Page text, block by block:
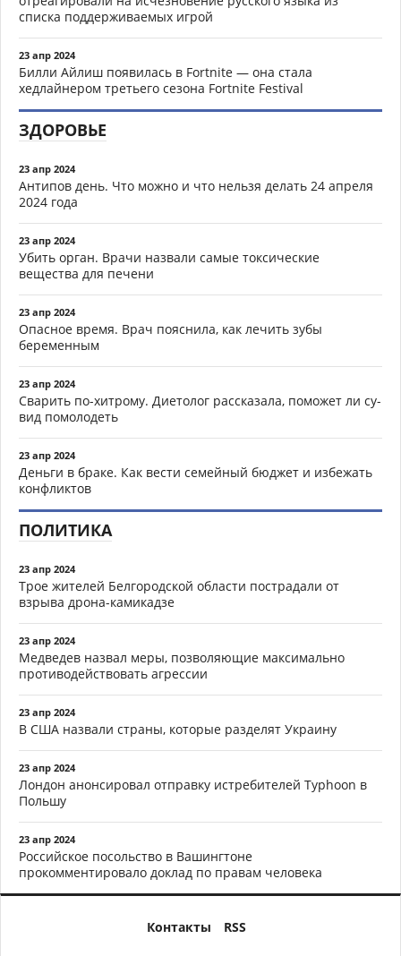
списка поддерживаемых игрой
23 апр 2024
Билли Айлиш появилась в Fortnite — она стала
хедлайнером третьего сезона Fortnite Festival
ЗДОРОВЬЕ
23 апр 2024
Антипов день. Что можно и что нельзя делать 24 апреля
2024 года
23 апр 2024
Убить орган. Врачи назвали самые токсические
вещества для печени
23 апр 2024
Опасное время. Врач пояснила, как лечить зубы
беременным
23 апр 2024
Сварить по-хитрому. Диетолог рассказала, поможет ли су-
вид помолодеть
23 апр 2024
Деньги в браке. Как вести семейный бюджет и избежать
конфликтов
ПОЛИТИКА
23 апр 2024
Трое жителей Белгородской области пострадали от
взрыва дрона-камикадзе
23 апр 2024
Медведев назвал меры, позволяющие максимально
противодействовать агрессии
23 апр 2024
В США назвали страны, которые разделят Украину
23 апр 2024
Лондон анонсировал отправку истребителей Typhoon в
Польшу
23 апр 2024
Российское посольство в Вашингтоне
прокомментировало доклад по правам человека
Контакты RSS